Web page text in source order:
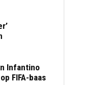
Infantino
FIFA-baas